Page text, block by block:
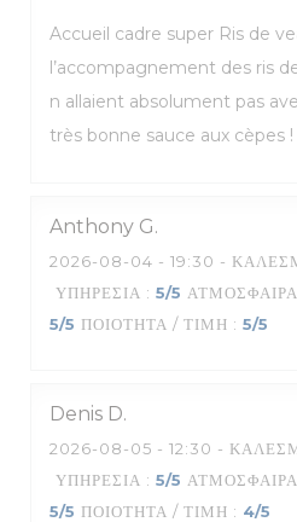
Accueil cadre super Ris de
l’accompagnement des ris
n allaient absolument pas
très bonne sauce aux cèpes
Anthony G
2026-08-04 - 19:30 -
ΥΠΗΡΕΣΊΑ : 5/5 ΑΤΜΌΣΦΑΙΡΑ
5/5 ΠΟΙΌΤΗΤΑ / ΤΙΜΉ : 5/5
Denis D
2026-08-05 - 12:30 -
ΥΠΗΡΕΣΊΑ : 5/5 ΑΤΜΌΣΦΑΙΡΑ
5/5 ΠΟΙΌΤΗΤΑ / ΤΙΜΉ : 4/5